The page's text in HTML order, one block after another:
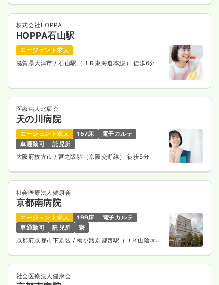
株式会社HOPPA
HOPPA石山駅
エージェント求人
滋賀県大津市/ 石山駅（ＪＲ東海道本線） 徒歩6分
医療法人北辰会
天の川病院
エージェント求人 157床
電子カルテ
車通勤可
託児所
大阪府枚方市 / 宮之阪駅（京阪交野線） 徒歩5分
社会医療法人健康会
京都南病院
エージェント求人 199床
電子カルテ
車通勤可
託児所
寮
京都府京都市下京区 / 梅小路京都西駅（ＪＲ山陰本
社会医療法人健康会